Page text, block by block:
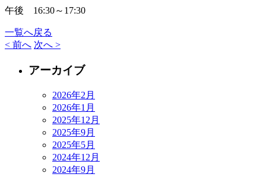
午後 16:30～17:30
一覧へ戻る
< 前へ 次へ >
アーカイブ
2026年2月
2026年1月
2025年12月
2025年9月
2025年5月
2024年12月
2024年9月